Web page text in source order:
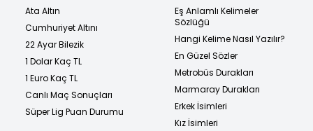
Ata Altın
Cumhuriyet Altını
22 Ayar Bilezik
1 Dolar Kaç TL
1 Euro Kaç TL
Canlı Maç Sonuçları
Süper Lig Puan Durumu
Eş Anlamlı Kelimeler
Sözlüğü
Hangi Kelime Nasıl Yazılır?
En Güzel Sözler
Metrobüs Durakları
Marmaray Durakları
Erkek İsimleri
Kız İsimleri